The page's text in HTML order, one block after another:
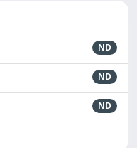
ND
ND
ND